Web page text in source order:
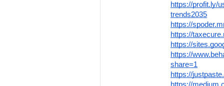
https://profit.ly/
trends2035
https://
https://
https://
https://
share=1
https://